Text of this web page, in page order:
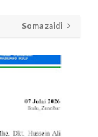
Soma zaidi